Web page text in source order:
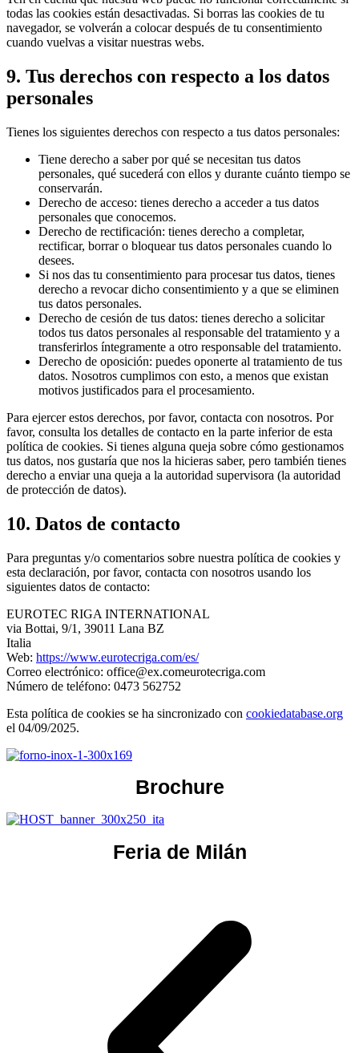
todas las cookies están desactivadas. Si borras las cookies de tu
navegador, se volverán a colocar después de tu consentimiento
cuando vuelvas a visitar nuestras webs.
9. Tus derechos con respecto a los datos
personales
Tienes los siguientes derechos con respecto a tus datos personales:
Tiene derecho a saber por qué se necesitan tus datos
personales, qué sucederá con ellos y durante cuánto tiempo se
conservarán.
Derecho de acceso: tienes derecho a acceder a tus datos
personales que conocemos.
Derecho de rectificación: tienes derecho a completar,
rectificar, borrar o bloquear tus datos personales cuando lo
desees.
Si nos das tu consentimiento para procesar tus datos, tienes
derecho a revocar dicho consentimiento y a que se eliminen
tus datos personales.
Derecho de cesión de tus datos: tienes derecho a solicitar
todos tus datos personales al responsable del tratamiento y a
transferirlos íntegramente a otro responsable del tratamiento.
Derecho de oposición: puedes oponerte al tratamiento de tus
datos. Nosotros cumplimos con esto, a menos que existan
motivos justificados para el procesamiento.
Para ejercer estos derechos, por favor, contacta con nosotros. Por
favor, consulta los detalles de contacto en la parte inferior de esta
política de cookies. Si tienes alguna queja sobre cómo gestionamos
tus datos, nos gustaría que nos la hicieras saber, pero también tienes
derecho a enviar una queja a la autoridad supervisora (la autoridad
de protección de datos).
10. Datos de contacto
Para preguntas y/o comentarios sobre nuestra política de cookies y
esta declaración, por favor, contacta con nosotros usando los
siguientes datos de contacto:
EUROTEC RIGA INTERNATIONAL
via Bottai, 9/1, 39011 Lana BZ
Italia
Web: https://www.eurotecriga.com/es/
Correo electrónico: office@ex.comeurotecriga.com
Número de teléfono: 0473 562752
Esta política de cookies se ha sincronizado con cookiedatabase.org
el 04/09/2025.
Brochure
Feria de Milán